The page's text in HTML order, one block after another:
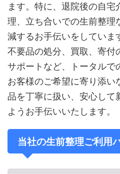
ます。特に、退院後の自
理、立ち合いでの生前整理
減するお手伝いをしていま
不要品の処分、買取、寄付
サポートなど、トータルで
お客様のご希望に寄り添い
品を丁寧に扱い、安心して
ようお手伝いいたします。
当社の生前整理ご利用